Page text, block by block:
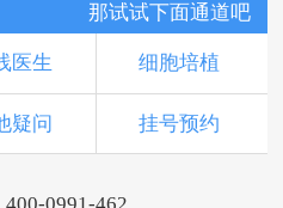
那试试下面通道吧
医生 细胞培植
疑问 挂号预约